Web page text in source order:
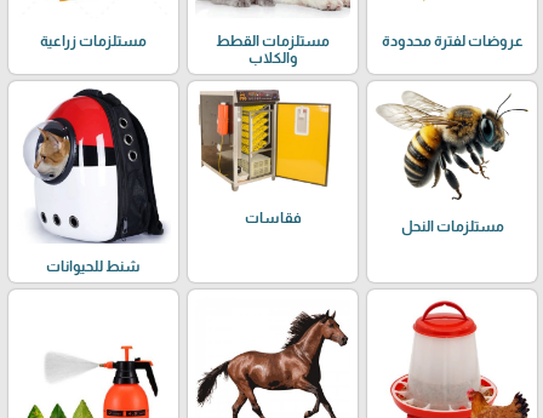
عروضات لفترة محدودة
مستلزمات القطط
والكلاب
مستلزمات زراعية
مستلزمات النحل
فقاسات
شنط للحيوانات